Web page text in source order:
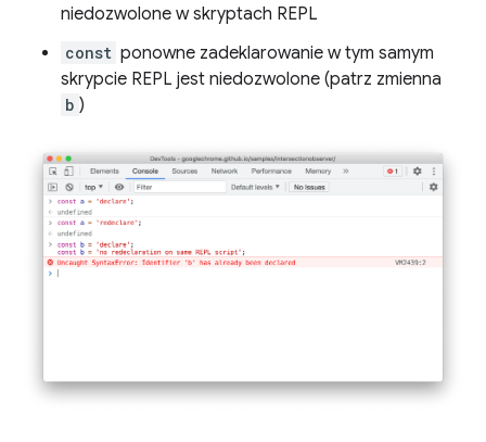
niedozwolone w skryptach REPL
const ponowne zadeklarowanie w tym samym
skrypcie REPL jest niedozwolone (patrz zmienna
b )